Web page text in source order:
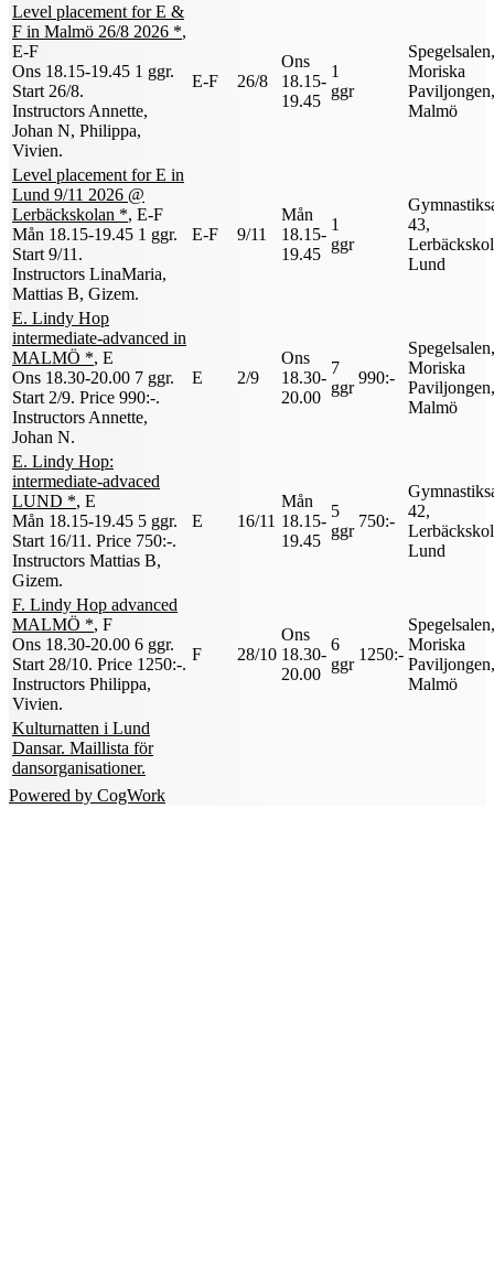
Level placement for E &
F in Malmö 26/8 2026 *,
E-F
Ons 18.15-19.45 1 ggr.
Start 26/8.
Instructors Annette,
Johan N, Philippa,
Vivien.
E-F 26/8
Ons
18.15-
19.45
1
ggr
Spegelsalen,
Moriska
Paviljongen,
Malmö
Level placement for E in
Lund 9/11 2026 @
Lerbäckskolan *, E-F
Mån 18.15-19.45 1 ggr.
Start 9/11 .
Instructors LinaMaria,
Mattias B, Gizem.
E-F 9/11
Mån
18.15-
19.45
1
ggr
43,
Lund
E. Lindy Hop
intermediate-advanced in
MALMÖ *, E
Ons 18.30-20.00 7 ggr.
Start 2/9. Price 990:-.
Instructors Annette,
Johan N.
E 2/9
Ons
18.30-
20.00
7
ggr
990:-
Spegelsalen,
Moriska
Paviljongen,
Malmö
E. Lindy Hop:
intermediate-advaced
LUND *, E
Mån 18.15-19.45 5 ggr.
Start 16/11 . Price 750:-.
Instructors Mattias B,
Gizem.
E 16/11
Mån
18.15-
19.45
5
ggr
750:-
42,
Lund
F. Lindy Hop advanced
MALMÖ *, F
Ons 18.30-20.00 6 ggr.
Start 28/10. Price 1250:-.
Instructors Philippa,
Vivien.
F 28/10
Ons
18.30-
20.00
6
ggr
1250:-
Spegelsalen,
Moriska
Paviljongen,
Malmö
Kulturnatten i Lund
Dansar. Maillista för
dansorganisationer.
Powered by CogWork